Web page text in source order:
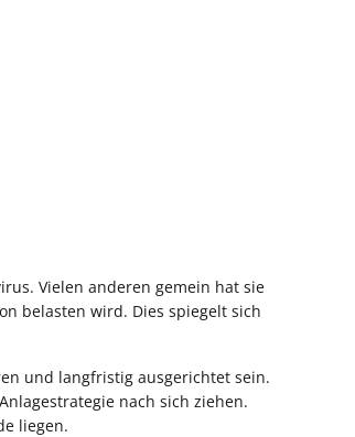
Vielen anderen gemein hat sie
belasten wird. Dies spiegelt sich
und langfristig ausgerichtet sein.
nach sich ziehen.
liegen.